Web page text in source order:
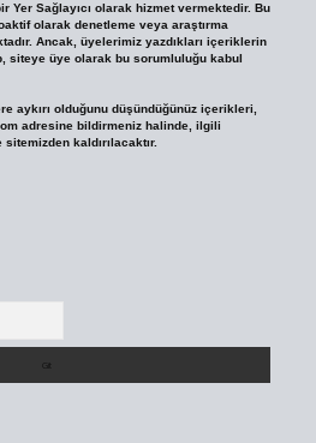
Yer Sağlayıcı olarak hizmet vermektedir. Bu
olarak denetleme veya araştırma
Ancak, üyelerimiz yazdıkları içeriklerin
siteye üye olarak bu sorumluluğu kabul
aykırı olduğunu düşündüğünüz içerikleri,
adresine bildirmeniz halinde, ilgili
kaldırılacaktır.